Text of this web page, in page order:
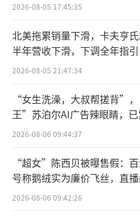
珀莱雅由方玉友和
4年成功跻身国内首个
家则由周建平掌舵，
家号称是“2024年全球
1年在亚洲男装市场位
收入突破百亿的中国
2026-08-05 17:45:35
北美拖累销量下滑，卡夫亨
半年营收下滑，下调全年指引
2026-08-05 21:47:34
“女生洗澡，大叔帮搓背”
王”苏泊尔AI广告辣眼睛，
2026-08-06 09:44:37
“超女”陈西贝被曝售假：
号称鹅绒实为廉价飞丝，直
百万元
2026-08-06 09:42:26